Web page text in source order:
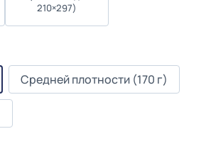
210×297)
Средней плотности (170 г)